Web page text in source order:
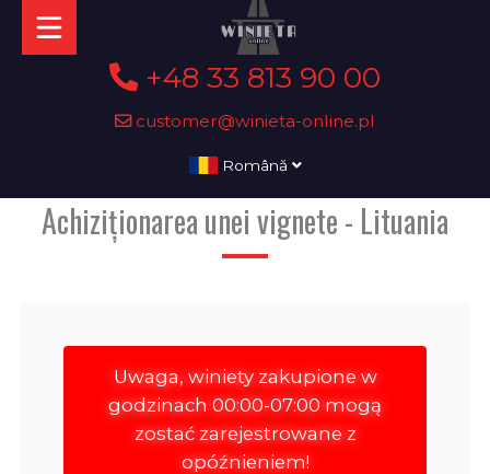
+48 33 813 90 00
customer@winieta-online.pl
Română
Achiziționarea unei vignete - Lituania
Uwaga, winiety zakupione w
godzinach 00:00-07:00 mogą
zostać zarejestrowane z
opóźnieniem!